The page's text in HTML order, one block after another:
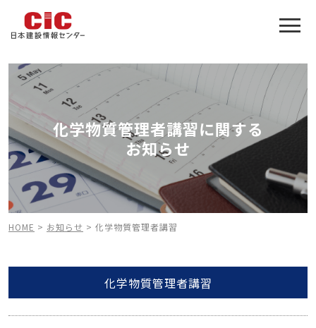
化学物質管理者講習に関する
お知らせ
HOME > お知らせ > 化学物質管理者講習
化学物質管理者講習